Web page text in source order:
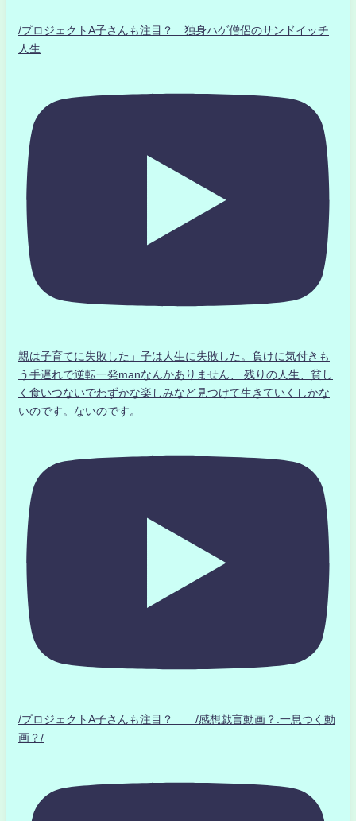
/プロジェクトA子さんも注目？ 独身ハゲ僧侶のサンドイッチ
人生
親は子育てに失敗した」子は人生に失敗した。負けに気付きも
う手遅れで逆転一発manなんかありません、 残りの人生、貧し
く食いつないでわずかな楽しみなど見つけて生きていくしかな
いのです。ないのです。
/プロジェクトA子さんも注目？ /感想戯言動画？.一息つく動
画？/